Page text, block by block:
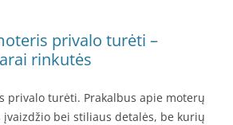
privalo turėti –
rinkutės
privalo turėti. Prakalbus apie moterų
bei stiliaus detalės, be kurių